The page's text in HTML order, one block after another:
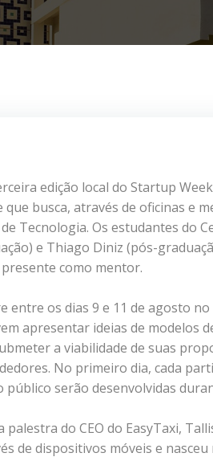
edição local do Startup
que busca, através de oficinas e
Tecnologia. Os estudantes do
e Thiago Diniz (pós-
como mentor.
os dias 9 e 11 de agosto no
apresentar ideias de modelos
a viabilidade de suas
No primeiro dia, cada
público serão desenvolvidas
do CEO do EasyTaxi,
de dispositivos móveis e